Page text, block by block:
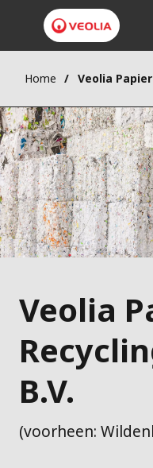
Home
Veolia
B.V.
(voorheen: